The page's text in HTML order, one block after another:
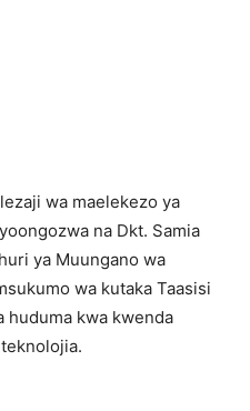
wa maelekezo ya
na Dkt. Samia
ya Muungano wa
wa kutaka Taasisi
huduma kwa kwenda